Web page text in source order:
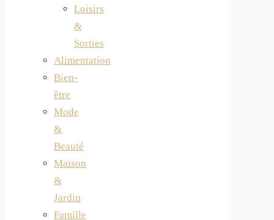
Loisirs
&
Sorties
Alimentation
Bien-
être
Mode
&
Beauté
Maison
&
Jardin
Famille